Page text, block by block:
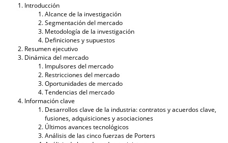
Introducción
Alcance de la investigación
Segmentación del mercado
Metodología de la investigación
Definiciones y supuestos
Resumen ejecutivo
Dinámica del mercado
Impulsores del mercado
Restricciones del mercado
Oportunidades de mercado
Tendencias del mercado
Información clave
Desarrollos clave de la industria: contratos y acuerdos clave,
fusiones, adquisiciones y asociaciones
Últimos avances tecnológicos
Análisis de las cinco fuerzas de Porters